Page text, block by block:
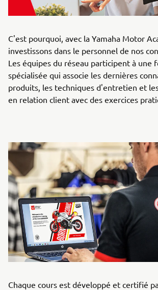
C'est pourquoi, avec la Yamaha Motor
investissons dans le personnel de nos
Les équipes du réseau participent à une
spécialisée qui associe les dernières
produits, les techniques d'entretien et
en relation client avec des exercices
Chaque cours est développé et certifié